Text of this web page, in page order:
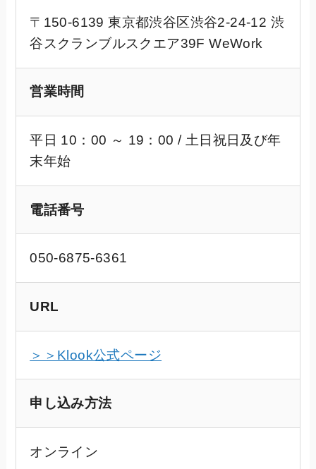
〒150-6139 東京都渋谷区渋谷2-24-12 渋
谷スクランブルスクエア39F WeWork
営業時間
平日 10：00 ～ 19：00 / 土日祝日及び年
末年始
電話番号
050-6875-6361
URL
＞＞Klook公式ページ
申し込み方法
オンライン